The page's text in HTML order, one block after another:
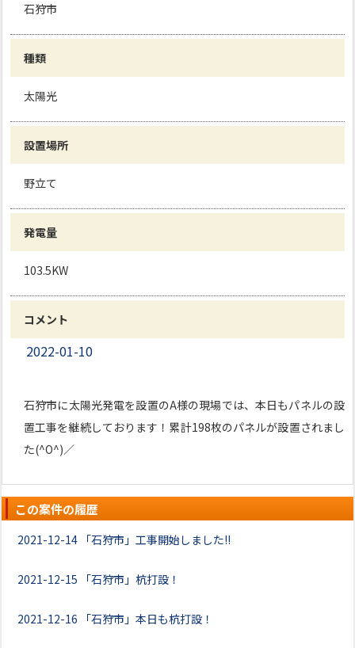
石狩市
種類
太陽光
設置場所
野立て
発電量
103.5KW
コメント
2022-01-10
石狩市に太陽光発電を設置のA様の現場では、本日もパネルの設
置工事を継続しております！累計198枚のパネルが設置されまし
た(^O^)／
この案件の履歴
2021-12-14 「石狩市」工事開始しました!!
2021-12-15 「石狩市」杭打設！
2021-12-16 「石狩市」本日も杭打設！